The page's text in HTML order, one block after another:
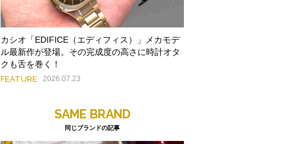
カシオ「EDIFICE（エディフィス）」メカモデ
ル最新作が登場。その完成度の高さに時計オタ
クも舌を巻く！
FEATURE 2026.07.23
SAME BRAND
同じブランドの記事